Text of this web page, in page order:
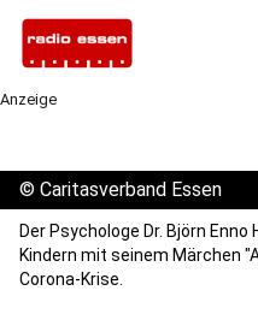
Anzeige
© Caritasverband Essen
Der Psychologe Dr. Björn
Kindern mit seinem Märchen
Corona-Krise.